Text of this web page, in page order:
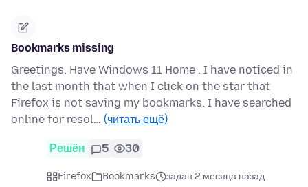
Bookmarks missing
Greetings. Have Windows 11 Home . I have noticed in
the last month that when I click on the star that
Firefox is not saving my bookmarks. I have searched
online for resol… (читать ещё)
Решён 5 30
Firefox Bookmarks задан 2 месяца назад